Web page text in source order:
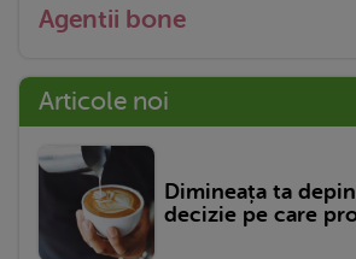
Agentii bone
Articole noi
Dimineața ta
decizie pe care